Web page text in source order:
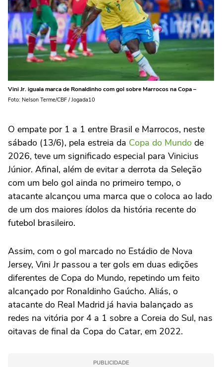
Vini Jr. iguala marca de Ronaldinho com gol sobre Marrocos na Copa –
Foto: Nelson Terme/CBF / Jogada10
O empate por 1 a 1 entre Brasil e Marrocos, neste
sábado (13/6), pela estreia da Copa do Mundo de
2026, teve um significado especial para Vinicius
Júnior. Afinal, além de evitar a derrota da Seleção
com um belo gol ainda no primeiro tempo, o
atacante alcançou uma marca que o coloca ao lado
de um dos maiores ídolos da história recente do
futebol brasileiro.
Assim, com o gol marcado no Estádio de Nova
Jersey, Vini Jr passou a ter gols em duas edições
diferentes de Copa do Mundo, repetindo um feito
alcançado por Ronaldinho Gaúcho. Aliás, o
atacante do Real Madrid já havia balançado as
redes na vitória por 4 a 1 sobre a Coreia do Sul, nas
oitavas de final da Copa do Catar, em 2022.
PUBLICIDADE